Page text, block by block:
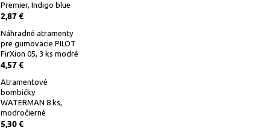
Premier, Indigo blue
2,87 €
Náhradné atramenty
pre gumovacie PILOT
FirXion 05, 3 ks modré
4,57 €
Atramentové
bombičky
WATERMAN 8 ks,
modročierné
5,30 €